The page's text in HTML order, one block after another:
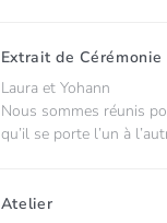
Extrait de Cérémonie
Laura et Yohann
Nous sommes réunis
qu’il se porte l’un à
Atelier